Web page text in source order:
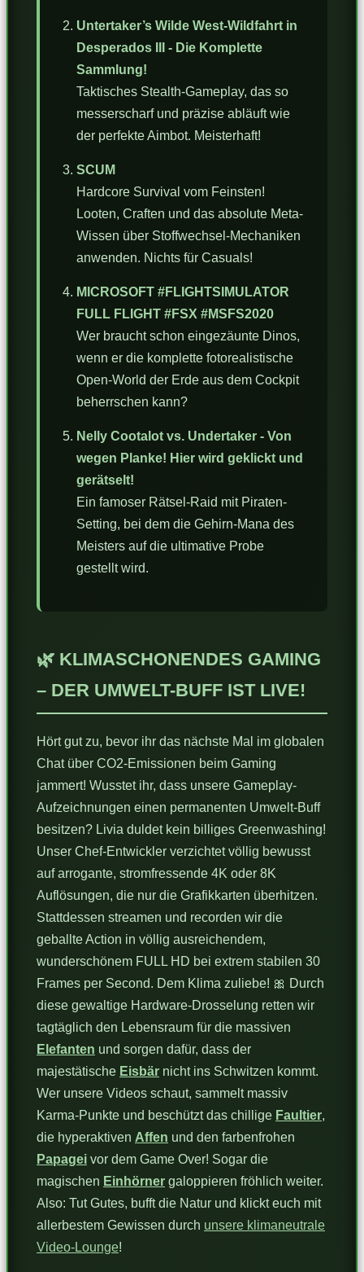
Untertaker’s Wilde West-Wildfahrt in
Desperados III - Die Komplette
Sammlung!
Taktisches Stealth-Gameplay, das so
messerscharf und präzise abläuft wie
der perfekte Aimbot. Meisterhaft!
SCUM
Hardcore Survival vom Feinsten!
Looten, Craften und das absolute Meta-
Wissen über Stoffwechsel-Mechaniken
anwenden. Nichts für Casuals!
MICROSOFT #FLIGHTSIMULATOR
FULL FLIGHT #FSX #MSFS2020
Wer braucht schon eingezäunte Dinos,
wenn er die komplette fotorealistische
Open-World der Erde aus dem Cockpit
beherrschen kann?
Nelly Cootalot vs. Undertaker - Von
wegen Planke! Hier wird geklickt und
gerätselt!
Ein famoser Rätsel-Raid mit Piraten-
Setting, bei dem die Gehirn-Mana des
Meisters auf die ultimative Probe
gestellt wird.
🌿 KLIMASCHONENDES GAMING
– DER UMWELT-BUFF IST LIVE!
Hört gut zu, bevor ihr das nächste Mal im globalen
Chat über CO2-Emissionen beim Gaming
jammert! Wusstet ihr, dass unsere Gameplay-
Aufzeichnungen einen permanenten Umwelt-Buff
besitzen? Livia duldet kein billiges Greenwashing!
Unser Chef-Entwickler verzichtet völlig bewusst
auf arrogante, stromfressende 4K oder 8K
Auflösungen, die nur die Grafikkarten überhitzen.
Stattdessen streamen und recorden wir die
geballte Action in völlig ausreichendem,
wunderschönem FULL HD bei extrem stabilen 30
Frames per Second. Dem Klima zuliebe! 🎀 Durch
diese gewaltige Hardware-Drosselung retten wir
tagtäglich den Lebensraum für die massiven
Elefanten und sorgen dafür, dass der
majestätische Eisbär nicht ins Schwitzen kommt.
Wer unsere Videos schaut, sammelt massiv
Karma-Punkte und beschützt das chillige Faultier,
die hyperaktiven Affen und den farbenfrohen
Papagei vor dem Game Over! Sogar die
magischen Einhörner galoppieren fröhlich weiter.
Also: Tut Gutes, bufft die Natur und klickt euch mit
allerbestem Gewissen durch unsere klimaneutrale
Video-Lounge!